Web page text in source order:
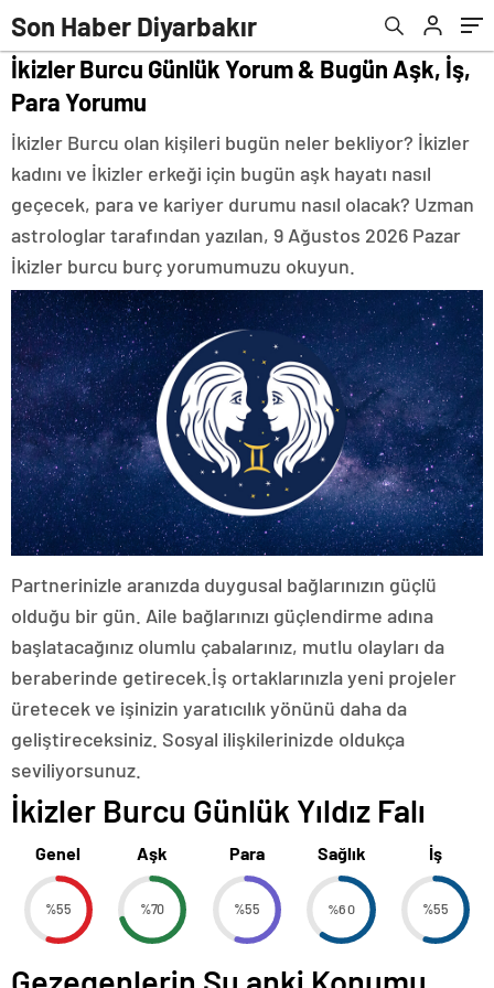
Son Haber Diyarbakır
İkizler Burcu Günlük Yorum & Bugün Aşk, İş,
Para Yorumu
İkizler Burcu olan kişileri bugün neler bekliyor? İkizler
kadını ve İkizler erkeği için bugün aşk hayatı nasıl
geçecek, para ve kariyer durumu nasıl olacak? Uzman
astrologlar tarafından yazılan, 9 Ağustos 2026 Pazar
İkizler burcu burç yorumumuzu okuyun.
Partnerinizle aranızda duygusal bağlarınızın güçlü
olduğu bir gün. Aile bağlarınızı güçlendirme adına
başlatacağınız olumlu çabalarınız, mutlu olayları da
beraberinde getirecek.İş ortaklarınızla yeni projeler
üretecek ve işinizin yaratıcılık yönünü daha da
geliştireceksiniz. Sosyal ilişkilerinizde oldukça
seviliyorsunuz.
İkizler Burcu Günlük Yıldız Falı
Genel
%55
Aşk
%70
Para
%55
Sağlık
%60
İş
%55